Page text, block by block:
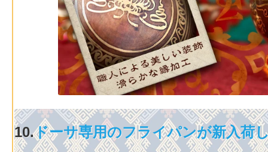
10.ドーサ専用のフライパンが新入荷